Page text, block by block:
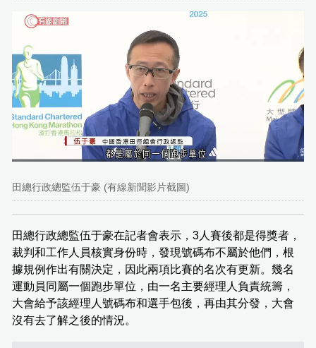
田總行政總監伍于豪 (有線新聞影片截圖)
田總行政總監伍于豪在記者會表示，3人賽後都是得獎者，
裁判和工作人員核實身份時，發現號碼布不屬於他們，根
據規例作出有關決定，因此兩項比賽的名次有更新。幾名
運動員同屬一個跑步單位，由一名主要經理人負責統籌，
大會給予該經理人號碼布和選手包後，再由其分發，大會
沒有去了解之後的情況。